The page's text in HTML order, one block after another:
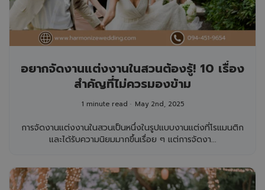
อยากจัดงานแต่งงานในสวนต้องรู้! 10 เรื่อง
สำคัญที่ไม่ควรมองข้าม
1 minute read May 2nd, 2025
การจัดงานแต่งงานในสวนเป็นหนึ่งในรูปแบบงานแต่งที่โรแมนติก
และได้รับความนิยมมากขึ้นเรื่อย ๆ แต่การจัดงา...